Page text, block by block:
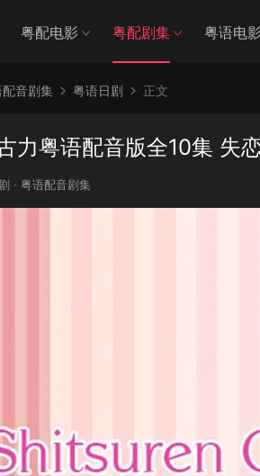
粤配电影 粤配剧集 粤语电影
音剧集 粤语日剧 正文
力粤语配音版全10集 失
· 粤语配音剧集